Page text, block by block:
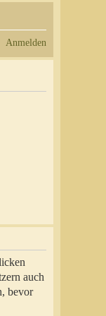
Anmelden
auch
bevor